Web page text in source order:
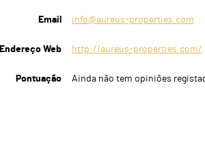
Email info@aureus-properties.com
Endereço Web http://aureus-properties.com/
Pontuação Ainda não tem opiniões